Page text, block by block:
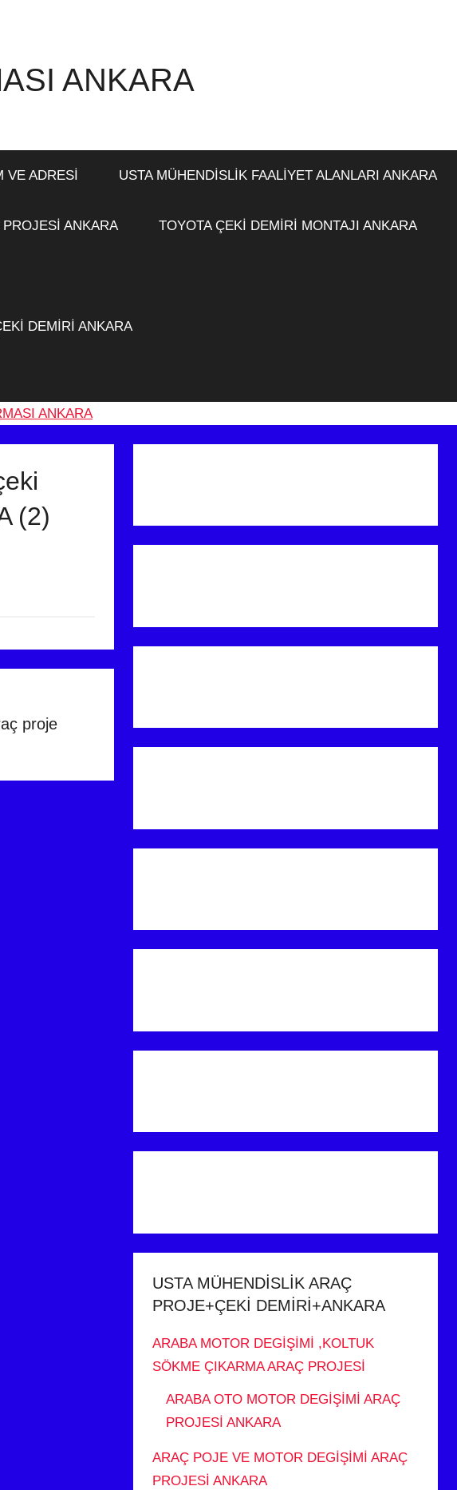
ANKARA
VE ADRESİ USTA MÜHENDİSLİK FAALİYET ALANLARI ANKARA
ANKARA TOYOTA ÇEKİ DEMİRİ MONTAJI ANKARA
DEMİRİ ANKARA
(2)
proje
USTA MÜHENDİSLİK ARAÇ
PROJE+ÇEKİ DEMİRİ+ANKARA
ARABA MOTOR DEGİŞİMİ ,KOLTUK
SÖKME ÇIKARMA ARAÇ PROJESİ
ARABA OTO MOTOR DEGİŞİMİ ARAÇ
PROJESİ ANKARA
ARAÇ POJE VE MOTOR DEGİŞİMİ ARAÇ
PROJESİ ANKARA